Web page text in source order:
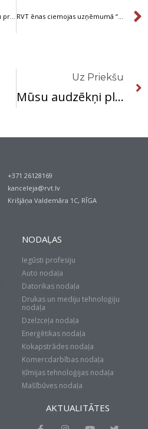
RVT latviešu valodas skolotāju profesionālā pilnveide Kuldīgas Tehnoloģiju un tūrisma tehnikumā RVT ēnas ciemojas uzņēmumā “POLAP”
Uz Priekšu
Mūsu audzēkņi plūc laurus konkursā Lietuvā
+371 26128169
kanceleja@rvt.lv
Krišjāņa Valdemāra 1C, RĪGA
NODAĻAS
Iegūsti profesiju
Auto nodaļa
Datorikas nodaļa
Drukas un mediju tehnoloģiju
nodaļa
Dzelzceļa nodaļa
Enerģētikas nodaļa
Kokapstrādes nodaļa
Komercdarbības nodaļa
Ķīmijas tehnoloģijas nodaļa
Mašībūves nodaļa
AKTUALITĀTES